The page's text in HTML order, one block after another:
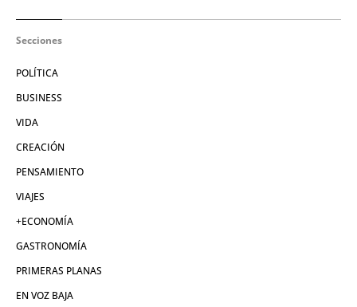
Secciones
POLÍTICA
BUSINESS
VIDA
CREACIÓN
PENSAMIENTO
VIAJES
+ECONOMÍA
GASTRONOMÍA
PRIMERAS PLANAS
EN VOZ BAJA